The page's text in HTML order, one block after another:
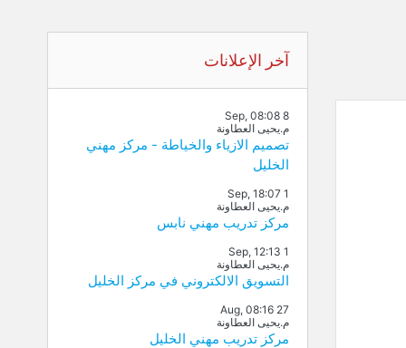
آخر الإعلانات
8 Sep, 08:08
م.يحيى العطاونة
تصميم الازياء والخياطة - مركز مهني
الخليل
1 Sep, 18:07
م.يحيى العطاونة
مركز تدريب مهني نابس
1 Sep, 12:13
م.يحيى العطاونة
التسويق الالكتروني في مركز الخليل
27 Aug, 08:16
م.يحيى العطاونة
مركز تدريب مهني الخليل